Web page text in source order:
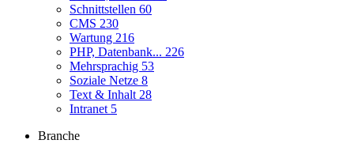
Schnittstellen 60
CMS 230
Wartung 216
PHP, Datenbank... 226
Mehrsprachig 53
Soziale Netze 8
Text & Inhalt 28
Intranet 5
Branche